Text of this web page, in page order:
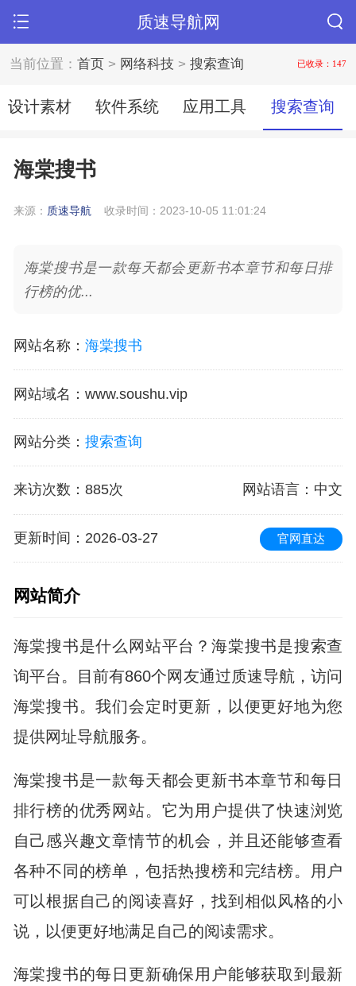
质速导航网
当前位置：首页 > 网络科技 >搜索查询 已收录：147
设计素材 软件系统 应用工具 搜索查询
海棠搜书
来源： 质速导航 收录时间：2023-10-05 11:01:24
海棠搜书是一款每天都会更新书本章节和每日排
行榜的优...
网站名称： 海棠搜书
网站域名 ： www.soushu.vip
网站分类： 搜索查询
来访次数 ： 885次 网站语言 ：中文
更新时间 ：2026-03-27 官网直达
网站简介
海棠搜书是什么网站平台？海棠搜书是搜索查
询平台。目前有860个网友通过质速导航，访问
海棠搜书。我们会定时更新，以便更好地为您
提供网址导航服务。
海棠搜书是一款每天都会更新书本章节和每日
排行榜的优秀网站。它为用户提供了快速浏览
自己感兴趣文章情节的机会，并且还能够查看
各种不同的榜单，包括热搜榜和完结榜。用户
可以根据自己的阅读喜好，找到相似风格的小
说，以便更好地满足自己的阅读需求。
海棠搜书的每日更新确保用户能够获取到最新